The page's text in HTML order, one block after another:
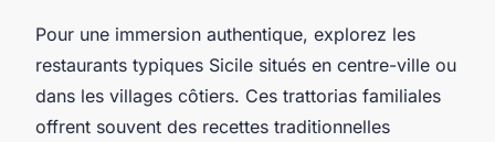
Pour une immersion authentique, explorez les
restaurants typiques Sicile situés en centre-ville ou
dans les villages côtiers. Ces trattorias familiales
offrent souvent des recettes traditionnelles